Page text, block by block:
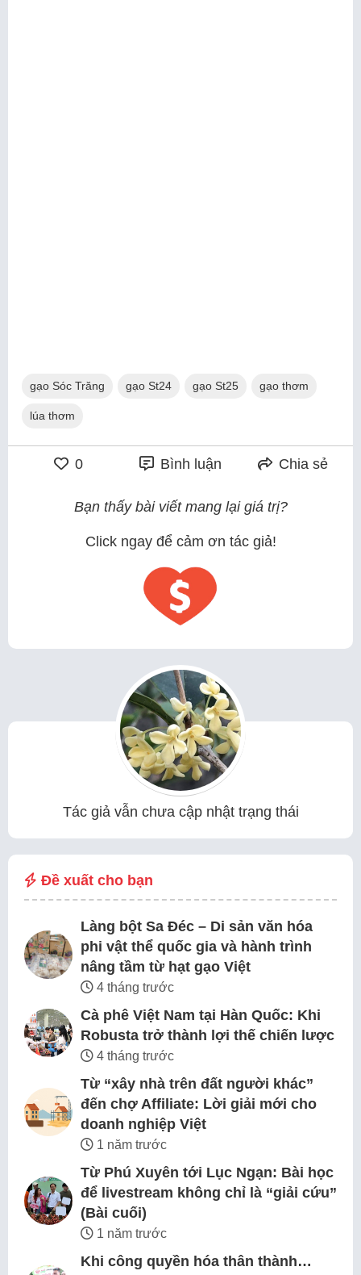
gạo Sóc Trăng gạo St24 gạo St25 gạo thơm
lúa thơm
0 Bình luận Chia sẻ
Bạn thấy bài viết mang lại giá trị?
Click ngay để cảm ơn tác giả!
Tác giả vẫn chưa cập nhật trạng thái
Đề xuất cho bạn
Làng bột Sa Đéc – Di sản văn hóa
phi vật thể quốc gia và hành trình
nâng tầm từ hạt gạo Việt
4 tháng trước
Cà phê Việt Nam tại Hàn Quốc: Khi
Robusta trở thành lợi thế chiến lược
4 tháng trước
Từ “xây nhà trên đất người khác”
đến chợ Affiliate: Lời giải mới cho
doanh nghiệp Việt
1 năm trước
Từ Phú Xuyên tới Lục Ngạn: Bài học
để livestream không chỉ là “giải cứu”
(Bài cuối)
1 năm trước
Khi công quyền hóa thân thành…